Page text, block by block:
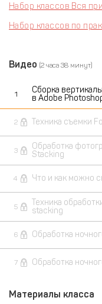
Набор классов Вся
Набор классов по
Видео (2 часа 38 минут)
1
Сборка
в Adobe
2 Техника съемки
3
Обработка
Stacking
4 Что и как можно
5
Техника
stacking
6 Обработка
7 Обработка
Материалы класса